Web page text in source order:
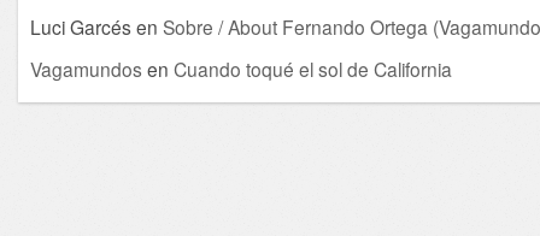
Luci Garcés en Sobre / About Fernando Ortega
Vagamundos en Cuando toqué el sol de California